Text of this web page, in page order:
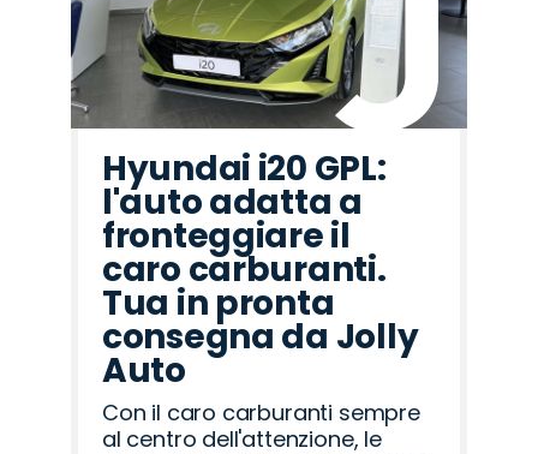
Hyundai i20 GPL:
l'auto adatta a
fronteggiare il
caro carburanti.
Tua in pronta
consegna da Jolly
Auto
Con il caro carburanti sempre
al centro dell'attenzione, le